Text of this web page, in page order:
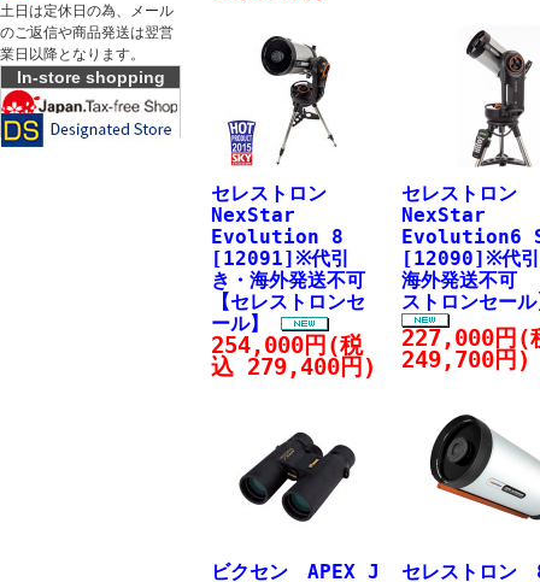
土日は定休日の為、メール
のご返信や商品発送は翌営
業日以降となります。
In-store shopping
セレストロン
NexStar
Evolution 8
[12091]※代引
き・海外発送不可
【セレストロンセ
ール】
254,000円(税
込 279,400円)
セレストロン
NexStar
Evolution6
[12090]※代引
海外発送不可
ストロンセー
227,000円(
249,700円)
ビクセン APEX J
セレストロン